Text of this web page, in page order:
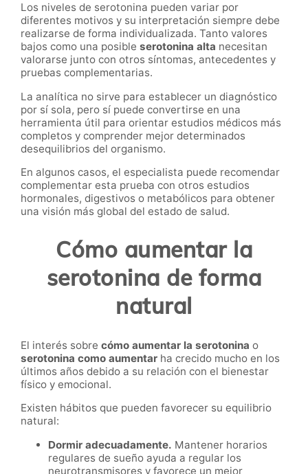
Los niveles de serotonina pueden variar por
diferentes motivos y su interpretación siempre debe
realizarse de forma individualizada. Tanto valores
bajos como una posible serotonina alta necesitan
valorarse junto con otros síntomas, antecedentes y
pruebas complementarias.
La analítica no sirve para establecer un diagnóstico
por sí sola, pero sí puede convertirse en una
herramienta útil para orientar estudios médicos más
completos y comprender mejor determinados
desequilibrios del organismo.
En algunos casos, el especialista puede recomendar
complementar esta prueba con otros estudios
hormonales, digestivos o metabólicos para obtener
una visión más global del estado de salud.
Cómo aumentar la
serotonina de forma
natural
El interés sobre cómo aumentar la serotonina o
serotonina como aumentar ha crecido mucho en los
últimos años debido a su relación con el bienestar
físico y emocional.
Existen hábitos que pueden favorecer su equilibrio
natural:
Dormir adecuadamente. Mantener horarios
regulares de sueño ayuda a regular los
neurotransmisores y favorece un mejor